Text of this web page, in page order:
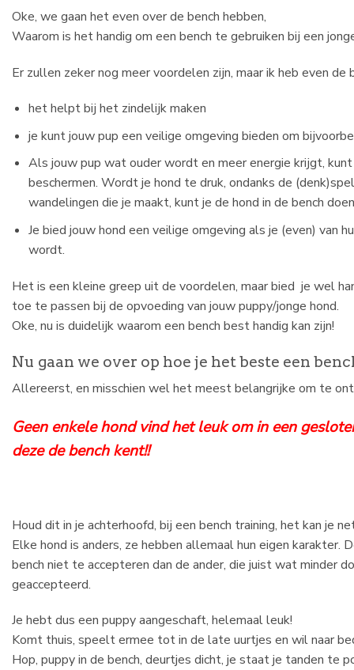
Oke, we gaan het even over de bench hebben,
Waarom is het handig om een bench te gebruiken bij een
Er zullen zeker nog meer voordelen zijn, maar ik heb even
het helpt bij het zindelijk maken
je kunt jouw pup een veilige omgeving bieden om
Als jouw pup wat ouder wordt en meer energie krijgt,
beschermen. Wordt je hond te druk, ondanks de
wandelingen die je maakt, kunt je de hond in de bench
Je bied jouw hond een veilige omgeving als je (even) van
wordt.
Het is een kleine greep uit de voordelen, maar bied je wel
toe te passen bij de opvoeding van jouw puppy/jonge hond.
Oke, nu is duidelijk waarom een bench best handig kan zijn!
Nu gaan we over op hoe je het beste een
Allereerst, en misschien wel het meest belangrijke om te
Geen enkele hond vind het leuk om in een
deze de bench kent!!
Houd dit in je achterhoofd, bij een bench training, het kan je
Elke hond is anders, ze hebben allemaal hun eigen karakter.
bench niet te accepteren dan de ander, die juist wat minder
geaccepteerd.
Je hebt dus een puppy aangeschaft, helemaal leuk!
Komt thuis, speelt ermee tot in de late uurtjes en wil naar
Hop, puppy in de bench, deurtjes dicht, je staat je tanden te